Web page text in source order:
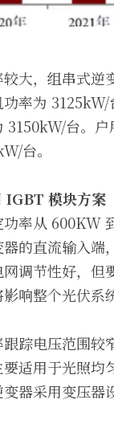
大，组串式
率为
3150kW/台。
台。
IGBT 模块方案
率从 600KW
的直流输入
调节性好，
响整个光伏系
踪电压范围
适用于光照
器采用变压器